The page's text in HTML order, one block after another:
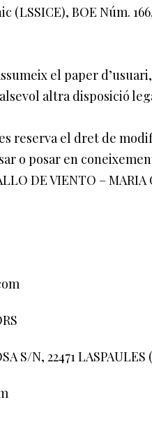
(LSSICE), BOE Núm.
el paper
altra disposició
es reserva el dret de
o posar en
DE VIENTO – MARIA
S/N, 22471